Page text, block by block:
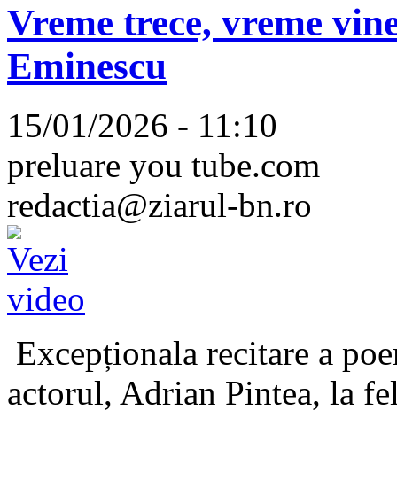
Vreme trece, vreme
Eminescu
15/01/2026 - 11:10
preluare you tube.com
redactia@ziarul-bn.ro
Excepționala recitare a
actorul, Adrian Pintea, la